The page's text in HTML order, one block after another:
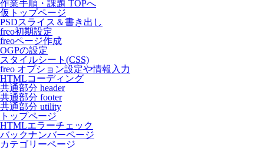
作業手順・課題 TOPへ
仮トップページ
PSDスライス＆書き出し
freo初期設定
freoページ作成
OGPの設定
スタイルシート(CSS)
freo オプション設定や情報入力
HTMLコーディング
共通部分 header
共通部分 footer
共通部分 utility
トップページ
HTMLエラーチェック
バックナンバーページ
カテゴリーページ